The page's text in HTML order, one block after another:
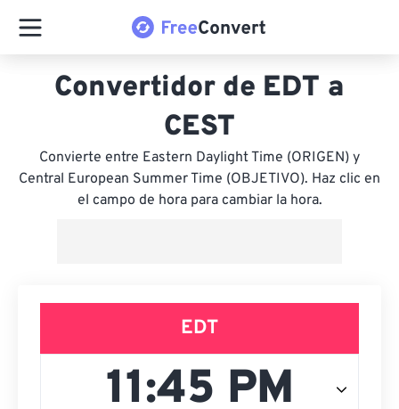
Convertidor de EDT a
CEST
Convierte entre Eastern Daylight Time (ORIGEN) y
Central European Summer Time (OBJETIVO). Haz clic en
el campo de hora para cambiar la hora.
EDT